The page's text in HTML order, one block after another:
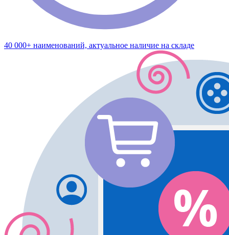
40 000+ наименований, актуальное наличие на складе